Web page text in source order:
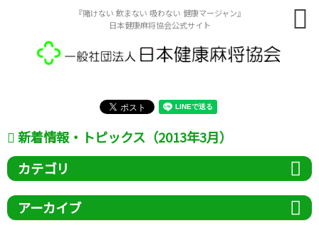
『賭けない 飲まない 吸わない 健康マージャン』
日本健康麻将協会公式サイト
新着情報・トピックス（2013年3月）
カテゴリ
アーカイブ